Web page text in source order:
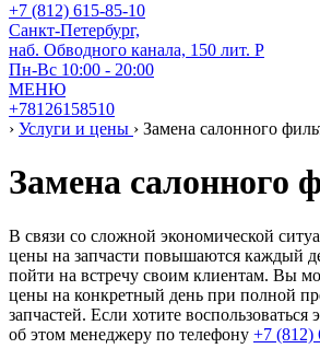
+7 (812) 615-85-10
Санкт-Петербург,
наб. Обводного канала, 150 лит. Р
Пн-Вс 10:00 - 20:00
МЕНЮ
+78126158510
› Услуги и цены › Замена салонного
Замена салонного
В связи со сложной экономической
цены на запчасти повышаются каждый
пойти на встречу своим клиентам. Вы
цены на конкретный день при полной
запчастей. Если хотите воспользоваться
об этом менеджеру по телефону +7 (812)